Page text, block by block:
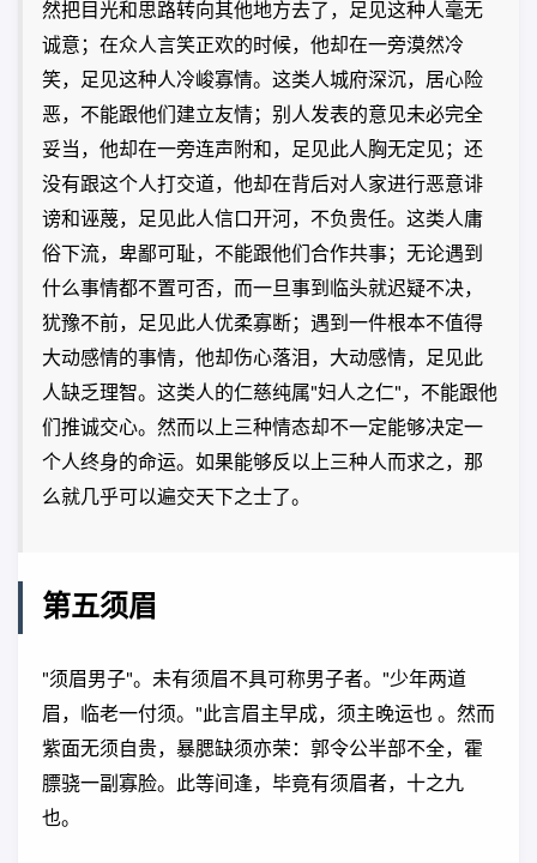
然把目光和思路转向其他地方去了，足见这种人毫无
诚意；在众人言笑正欢的时候，他却在一旁漠然冷
笑，足见这种人冷峻寡情。这类人城府深沉，居心险
恶，不能跟他们建立友情；别人发表的意见未必完全
妥当，他却在一旁连声附和，足见此人胸无定见；还
没有跟这个人打交道，他却在背后对人家进行恶意诽
谤和诬蔑，足见此人信口开河，不负贵任。这类人庸
俗下流，卑鄙可耻，不能跟他们合作共事；无论遇到
什么事情都不置可否，而一旦事到临头就迟疑不决，
犹豫不前，足见此人优柔寡断；遇到一件根本不值得
大动感情的事情，他却伤心落泪，大动感情，足见此
人缺乏理智。这类人的仁慈纯属"妇人之仁"，不能跟他
们推诚交心。然而以上三种情态却不一定能够决定一
个人终身的命运。如果能够反以上三种人而求之，那
么就几乎可以遍交天下之士了。
第五须眉
"须眉男子"。未有须眉不具可称男子者。"少年两道
眉，临老一付须。"此言眉主早成，须主晚运也 。然而
紫面无须自贵，暴腮缺须亦荣：郭令公半部不全，霍
膘骁一副寡脸。此等间逢，毕竟有须眉者，十之九
也。